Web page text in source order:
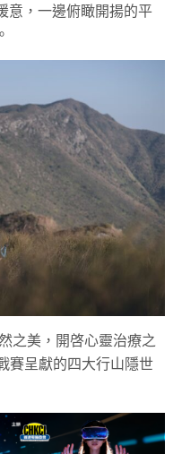
意，一邊俯瞰開揚的平
之美，開啓心靈治療之
賽呈獻的四大行山隱世